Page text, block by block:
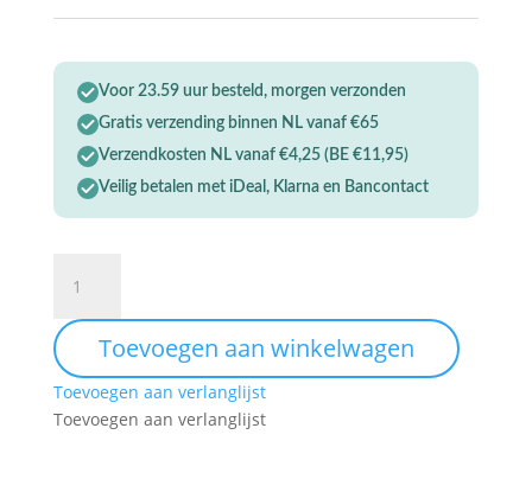
Voor 23.59 uur besteld, morgen verzonden
Gratis verzending binnen NL vanaf €65
Verzendkosten NL vanaf €4,25 (BE €11,95)
Veilig betalen met iDeal, Klarna en Bancontact
van
onderzetters
vierkant
in
houder
Toevoegen aan winkelwagen
Toevoegen aan verlanglijst
Toevoegen aan verlanglijst